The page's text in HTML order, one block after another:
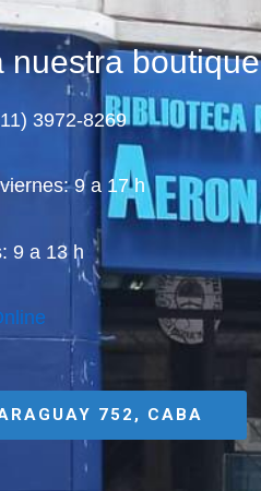
nuestra boutique
3972-8269
9 a 17 h
9 a 13 h
752, CABA